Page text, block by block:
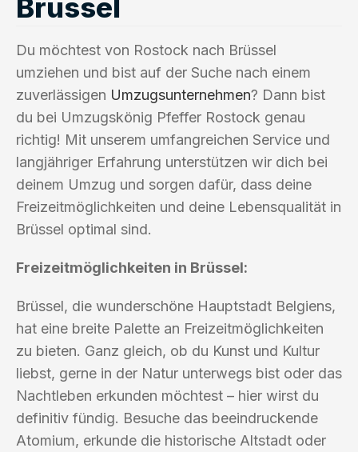
Brüssel
Du möchtest von Rostock nach Brüssel
umziehen und bist auf der Suche nach einem
zuverlässigen Umzugsunternehmen? Dann bist
du bei Umzugskönig Pfeffer Rostock genau
richtig! Mit unserem umfangreichen Service und
langjähriger Erfahrung unterstützen wir dich bei
deinem Umzug und sorgen dafür, dass deine
Freizeitmöglichkeiten und deine Lebensqualität in
Brüssel optimal sind.
Freizeitmöglichkeiten in Brüssel:
Brüssel, die wunderschöne Hauptstadt Belgiens,
hat eine breite Palette an Freizeitmöglichkeiten
zu bieten. Ganz gleich, ob du Kunst und Kultur
liebst, gerne in der Natur unterwegs bist oder das
Nachtleben erkunden möchtest – hier wirst du
definitiv fündig. Besuche das beeindruckende
Atomium, erkunde die historische Altstadt oder